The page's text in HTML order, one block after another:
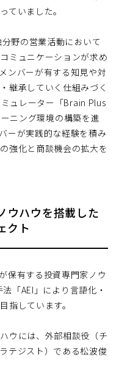
ていました。
野の営業活動において
ミュニケーションが求め
ンバーが有する知見や対
継承していく仕組みづく
ュレーター「Brain Plus
ニング環境の構築を進
ーが実践的な経験を積み
強化と商談機会の拡大を
ハウを搭載した
クト
保有する投資専門家ノウ
「AEI」により言語化・
指しています。
ウには、外部相談役（チ
テジスト）である松波俊